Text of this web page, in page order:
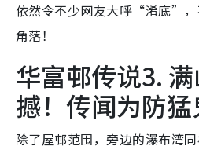
依然令不少网友大呼“淆底”，
角落！
华富邨传说3.
撼！传闻为防
除了屋邨范围，旁边的瀑布湾